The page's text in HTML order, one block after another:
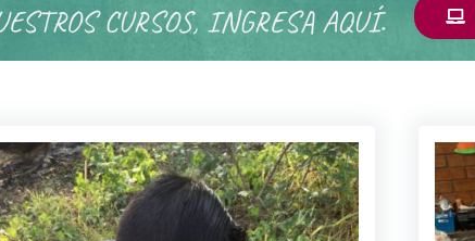
CURSOS, INGRESA AQUÍ.